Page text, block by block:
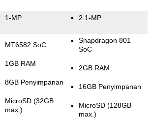
1-MP 2.1-MP
MT6582 SoC
1GB RAM
8GB Penyimpanan
MicroSD (32GB
max.)
Snapdragon 801
SoC
2GB RAM
16GB Penyimpanan
MicroSD (128GB
max.)